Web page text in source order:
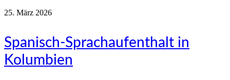
25. März 2026
Spanisch-Sprachaufenthalt in
Kolumbien